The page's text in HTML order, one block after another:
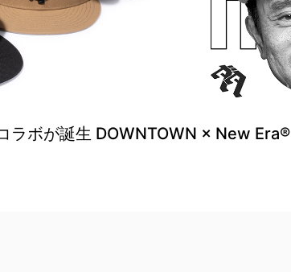
ラボが誕生 DOWNTOWN × New Era®